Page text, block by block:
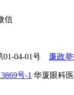
01-04-01号 廉政
号-1 华厦眼科